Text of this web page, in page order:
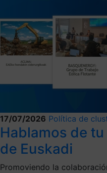
17/07/2026 Política de
Hablamos de
de Euskadi
Promoviendo la